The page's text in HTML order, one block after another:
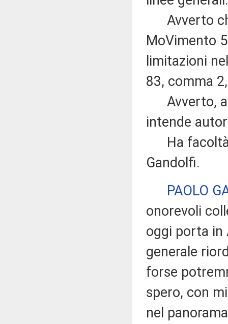
Avverto
MoVimento
limitazioni
83, comma
Avverto,
intende
Ha facoltà
Gandolfi.
PAOLO
onorevoli
oggi porta in
generale
forse
spero, con
nel